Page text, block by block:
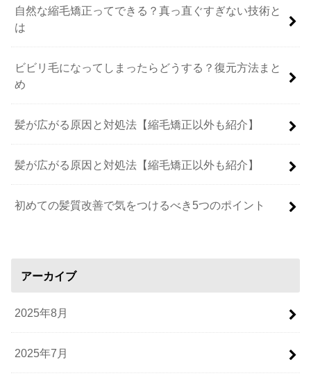
自然な縮毛矯正ってできる？真っ直ぐすぎない技術と
は
ビビリ毛になってしまったらどうする？復元方法まと
め
髪が広がる原因と対処法【縮毛矯正以外も紹介】
髪が広がる原因と対処法【縮毛矯正以外も紹介】
初めての髪質改善で気をつけるべき5つのポイント
アーカイブ
2025年8月
2025年7月